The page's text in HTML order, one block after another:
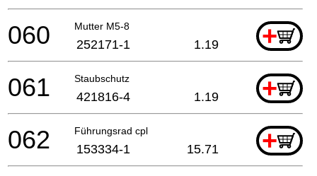
Mutter M5-8 +
060 252171-1 1.19
Staubschutz +
061 421816-4 1.19
Führungsrad cpl +
062 153334-1 15.71